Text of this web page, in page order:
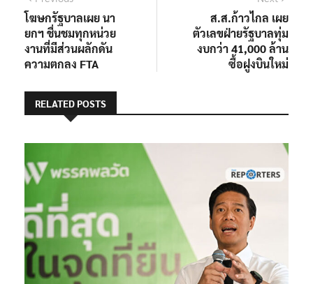
เรื่อง
post:
โฆษกรัฐบาลเผย นา
ยกฯ ชื่นชมทุกหน่วย
งานที่มีส่วนผลักดัน
ความตกลง FTA
post:
ส.ส.ก้าวไกล เผย
ตัวเลขฝ่ายรัฐบาลทุ่ม
งบกว่า 41,000 ล้าน
ซื้อฝูงบินใหม่
RELATED POSTS